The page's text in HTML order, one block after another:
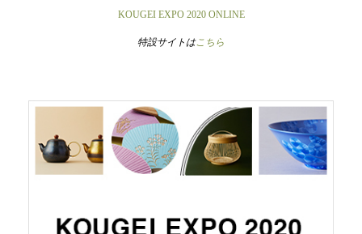
KOUGEI EXPO 2020 ONLINE
特設サイトはこちら